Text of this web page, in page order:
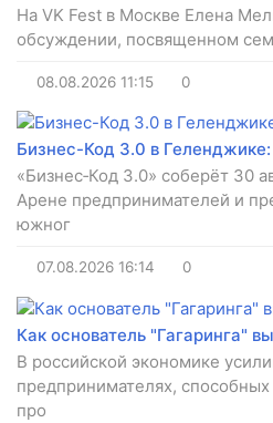
На VK Fest в Москве Елена
обсуждении, посвященном
08.08.2026 11:15 0
Бизнес-Код 3.0 в Геленджике:
«Бизнес‑Код 3.0» соберёт 30
Арене предпринимателей и
южног
07.08.2026 16:14 0
Как основатель "Гагаринга"
В российской экономике
предпринимателях,
про